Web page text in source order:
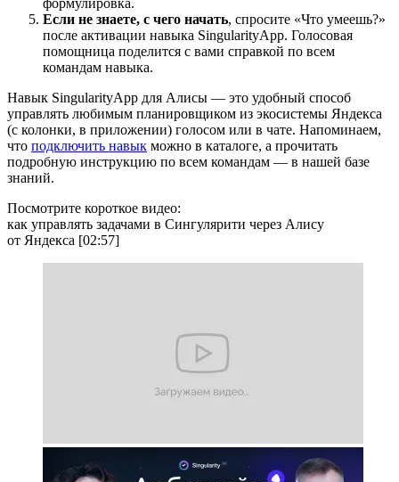
Если не знаете, с чего начать, спросите «Что умеешь?»
после активации навыка SingularityApp. Голосовая
помощница поделится с вами справкой по всем
командам навыка.
Навык SingularityApp для Алисы — это удобный способ
управлять любимым планировщиком из экосистемы Яндекса
(с колонки, в приложении) голосом или в чате. Напоминаем,
что подключить навык можно в каталоге, а прочитать
подробную инструкцию по всем командам — в нашей базе
знаний.
Посмотрите короткое видео:
как управлять задачами в Сингулярити через Алису
от Яндекса [02:57]